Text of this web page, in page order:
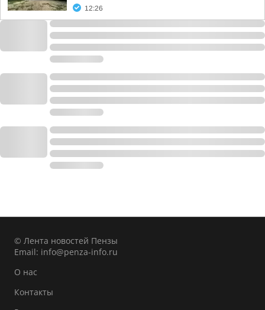
12:26
© Лента новостей Пензы
Email: info@penza-info.ru
О нас
Контакты